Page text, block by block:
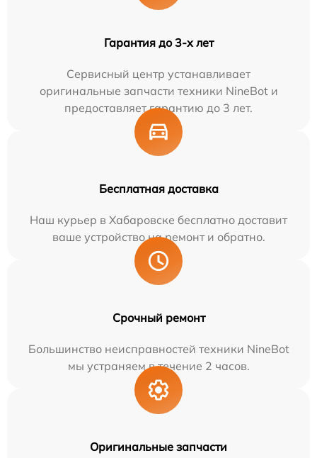
Гарантия до 3-х лет
Сервисный центр устанавливает
оригинальные запчасти техники NineBot и
предоставляет гарантию до 3 лет.
Бесплатная доставка
Наш курьер в Хабаровске бесплатно доставит
ваше устройство на ремонт и обратно.
Срочный ремонт
Большинство неисправностей техники NineBot
мы устраняем в течение 2 часов.
Оригинальные запчасти